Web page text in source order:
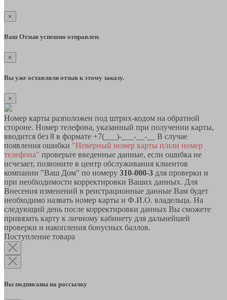
×
Ваш Отзыв успешно отправлен.
×
Вы уже оставляли отзыв к этому заказу.
×
Номер карты разположен под штрих-кодом на обратной
стороне. Номер телефона, указанный при получении карты,
вводится без 8 в формате +7(___)-___-__-__ В случае
появления ошибки "Неверный номер карты и/или номер
телефона" проверьте введенные данные, если ошибка не
исчезает, позвоните в центр обслуживания клиентов
компании "Ваш Дом" по номеру 310-000-3 для проверки и
при необходимости корректировки Ваших данных. Для
Внесения изменений в реистрационные данные Вам будет
необходимо назвать номер карты и Ф.И.О. владельца. На
следующий день после корректировки данных Вы сможете
привязать карту к личному кабинету для дальнейшей
проверки и накопления бонусных баллов.
Поступление товара
Вы подписаны на рассылку